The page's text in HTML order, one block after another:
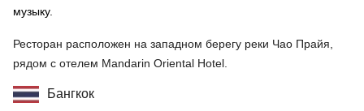
музыку.
Ресторан расположен на западном берегу реки Чао Прайя,
рядом с отелем Mandarin Oriental Hotel.
Бангкок